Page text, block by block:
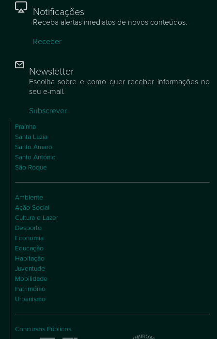
Notificações
Receba alertas imediatos de novos conteúdos.
Receber
Newsletter
Escolha sobre e como quer receber informações no
seu e-mail.
Subscrever
Praínha
Santa Luzia
Santo Amaro
Santo António
São Roque
Ambiente
Ação Social
Cultura e Lazer
Desporto
Economia
Educação
Habitação
Juventude
Mobilidade
Património
Urbanismo
Concursos Públicos